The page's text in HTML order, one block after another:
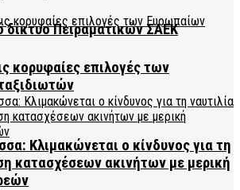
δίκτυο Πειραματικών ΣΑΕΚ
Κλιμακώνεται ο κίνδυνος για τη
κορυφαίες επιλογές των
κατασχέσεων ακινήτων με μερική